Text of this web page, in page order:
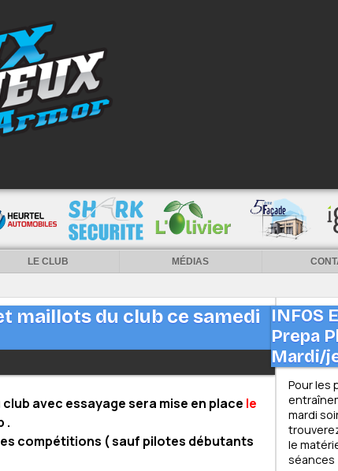
LE CLUB MÉDIAS
INFOS
Prepa
Mardi/
Pour les
mardi
le
séances
maillots du club ce samedi
avec essayage sera mise en place le
.
compétitions ( sauf pilotes débutants